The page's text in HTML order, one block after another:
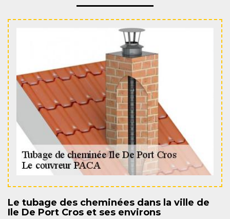
Le tubage des cheminées dans la ville de
Ile De Port Cros et ses environs